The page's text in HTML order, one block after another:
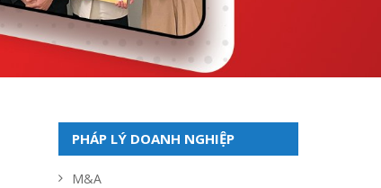
PHÁP LÝ DOANH NGHIỆP
M&A